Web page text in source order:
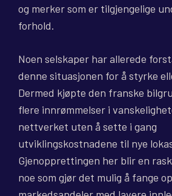
og merker som er tilgjengelige
forhold.
Noen selskaper har allerede
denne situasjonen for å styrke
Dermed kjøpte den franske
flere innrømmelser i
nettverket uten å sette i gang
utviklingskostnadene til nye
Gjenopprettingen her blir en
noe som gjør det mulig å fange